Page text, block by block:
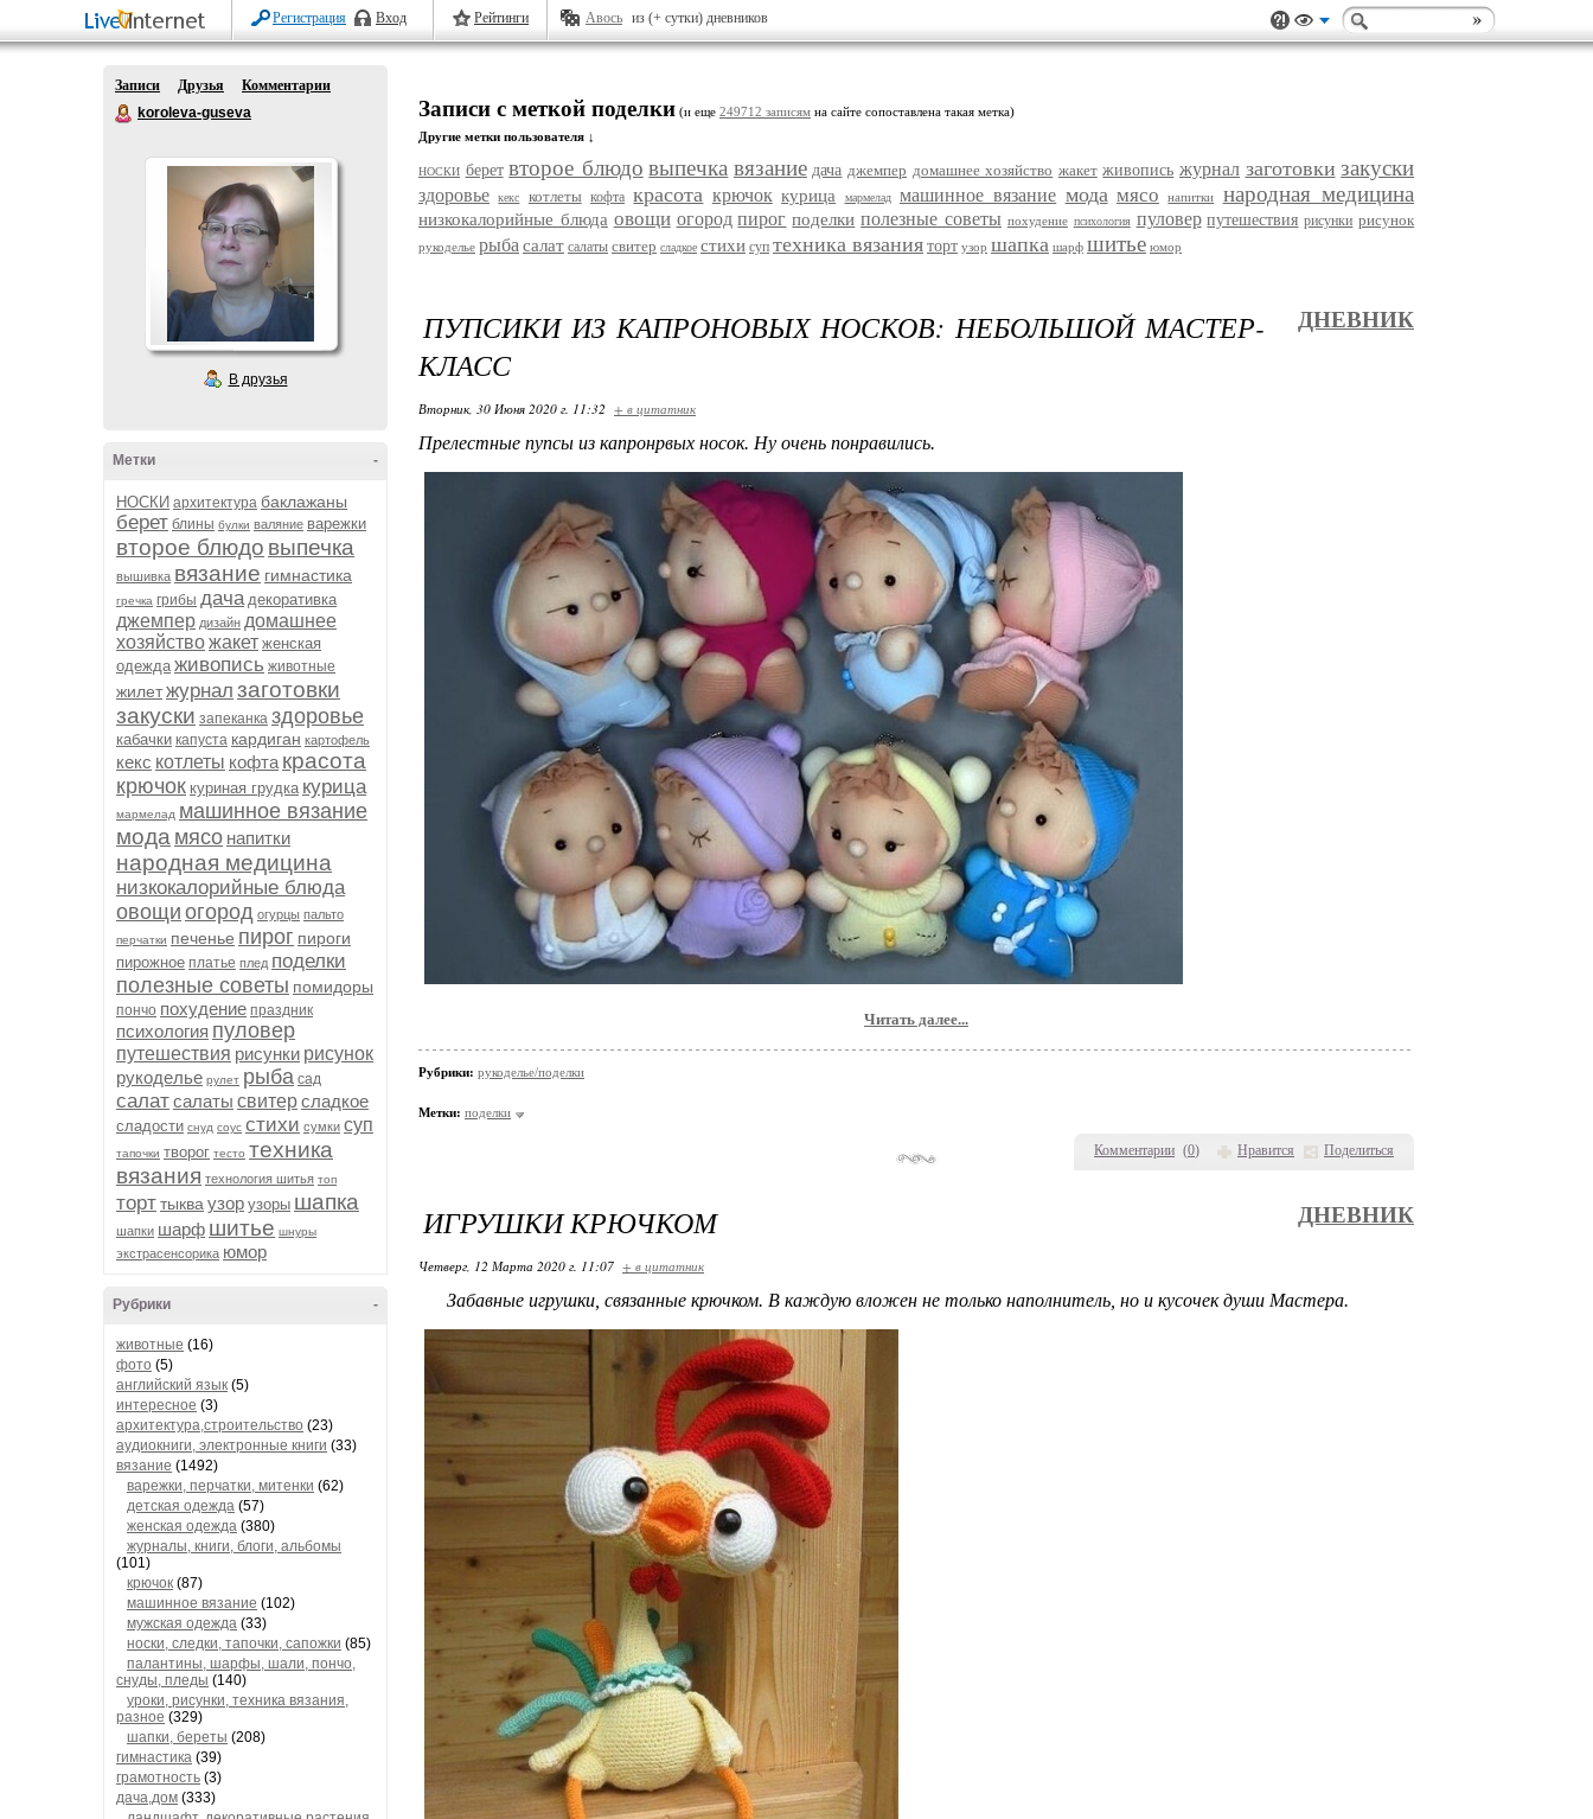
Регистрация Вход Рейтинги Авось из (+ сутки) дневников
Записи Друзья
Комментарии
koroleva-guseva
В друзья
-
Метки
НОСКИ архитектура баклажаны
берет блины булки валяние варежки
второе блюдо выпечка
вышивка вязание гимнастика
гречка грибы дача декоративка
джемпер дизайн домашнее
хозяйствожакет женская
одежда живопись животные
жилетжурнал заготовки
закуски запеканка здоровье
кабачки капуста кардиган картофель
кекс котлеты кофта красота
крючок куриная грудка курица
мармелад машинное вязание
мода мясо напитки
народная медицина
низкокалорийные блюда
овощи огород огурцы пальто
перчатки печенье пирог пироги
пирожное платье плед поделки
полезные советы помидоры
пончо похудение праздник
психология пуловер
путешествия рисунки рисунок
рукоделье рулет рыба сад
салатсалаты свитерсладкое
сладости снуд соус стихи сумки суп
тапочки творог тесто техника
вязания технология шитья топ
торттыква узор узоры шапка
шапки шарф шитье шнуры
экстрасенсорика юмор
-
Рубрики
животные (16)
фото (5)
английский язык (5)
интересное (3)
архитектура,строительство (23)
аудиокниги, электронные книги (33)
вязание (1492)
варежки, перчатки, митенки (62)
детская одежда (57)
женская одежда (380)
журналы, книги, блоги, альбомы
(101)
крючок (87)
машинное вязание (102)
мужская одежда (33)
носки, следки, тапочки, сапожки (85)
палантины, шарфы, шали, пончо,
снуды, пледы (140)
уроки, рисунки, техника вязания,
разное (329)
шапки, береты (208)
гимнастика (39)
грамотность (3)
дача,дом (333)
Записи с меткой поделки (и еще 249712 записям на сайте сопоставлена такая метка)
Другие метки пользователя ↓
НОСКИ берет второе блюдо выпечка вязание дача джемпер домашнее хозяйство жакет живопись журнал заготовки закуски
здоровье кекс котлеты кофта красота крючок курица мармелад машинное вязание мода мясо напитки народная медицина
низкокалорийные блюда овощи огород пирог поделки полезные советы похудение психология пуловер путешествия рисунки рисунок
рукоделье рыба салат салаты свитер сладкое стихи суп техника вязания торт узор шапка шарф шитье юмор
Комментарии (0) Нравится Поделиться
ПУПСИКИ ИЗ КАПРОНОВЫХ НОСКОВ: НЕБОЛЬШОЙ МАСТЕР-
КЛАСС
ДНЕВНИК
Вторник, 30 Июня 2020 г. 11:32 + в цитатник
Прелестные пупсы из капронрвых носок. Ну очень понравились.
Читать далее...
Рубрики: рукоделье/поделки
Метки: поделки
ИГРУШКИ КРЮЧКОМ ДНЕВНИК
Четверг, 12 Марта 2020 г. 11:07 + в цитатник
Забавные игрушки, связанные крючком. В каждую вложен не только наполнитель, но и кусочек души Мастера.